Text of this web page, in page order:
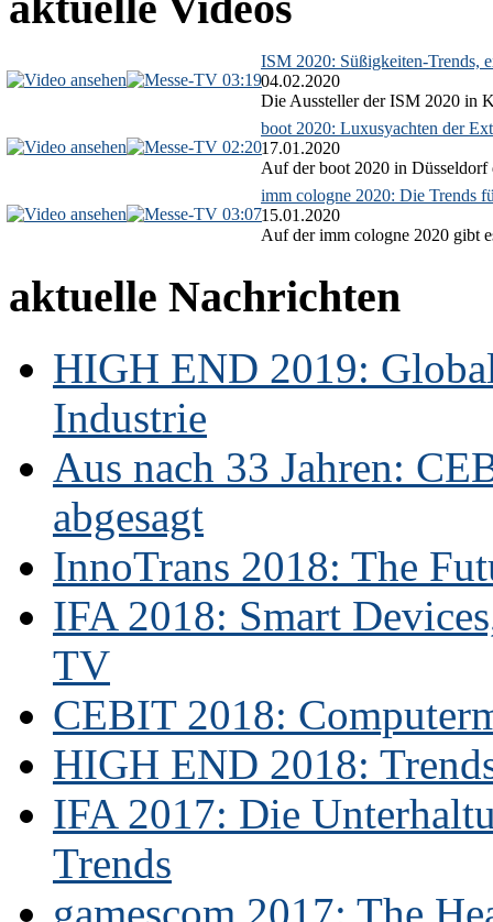
03:19
ISM 2020: Süßigkeiten-Trends,
04.02.2020
Die Aussteller der ISM 2020 in
02:20
boot 2020: Luxusyachten der
17.01.2020
Auf der boot 2020 in Düsseldorf
03:07
imm cologne 2020: Die Trends
15.01.2020
Auf der imm cologne 2020 gibt
aktuelle Nachrichten
HIGH END 2019:
Industrie
Aus nach 33 Jahren:
abgesagt
InnoTrans 2018: The
IFA 2018: Smart
TV
CEBIT 2018:
HIGH END 2018:
IFA 2017: Die
Trends